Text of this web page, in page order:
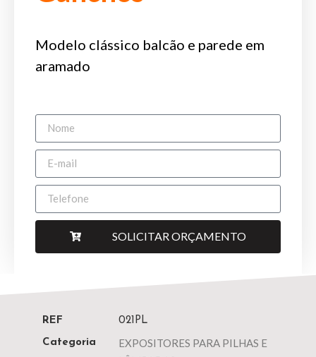
Modelo clássico balcão e parede em
aramado
SOLICITAR ORÇAMENTO
REF 021PL
Categoria
EXPOSITORES PARA PILHAS E